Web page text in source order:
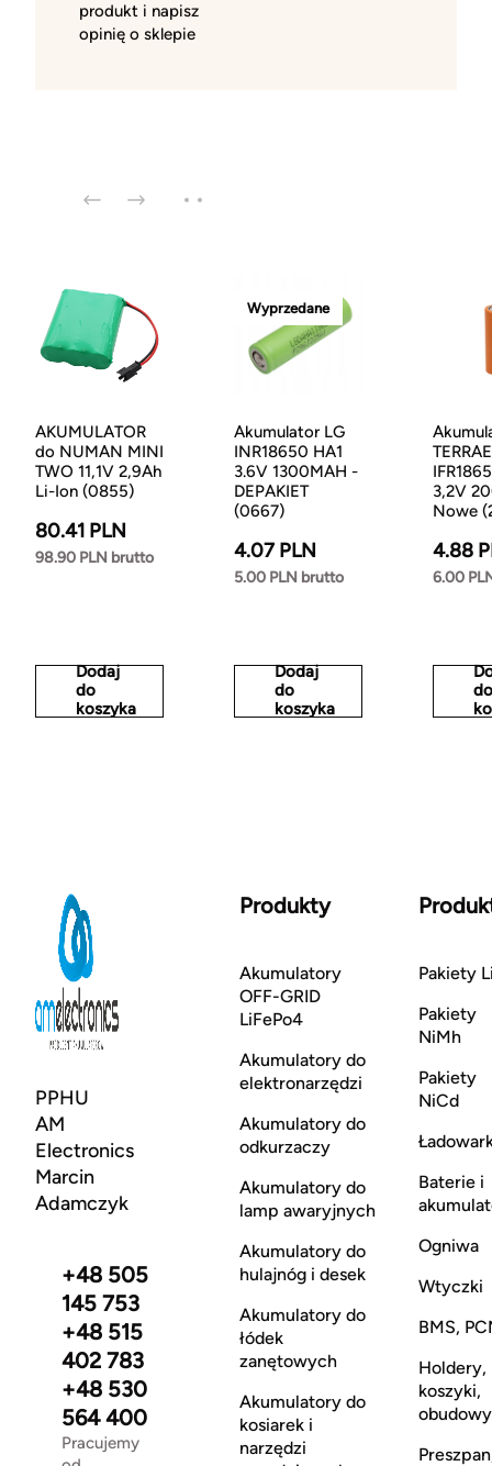
produkt i napisz
opinię o sklepie
AKUMULATOR
do NUMAN MINI
TWO 11,1V 2,9Ah
Li-Ion (0855)
80.41 PLN
98.90 PLN brutto
Dodaj
do
koszyka
Wyprzedane
Akumulator LG
INR18650 HA1
3.6V 1300MAH -
DEPAKIET
(0667)
4.07 PLN
5.00 PLN brutto
Dodaj
do
koszyka
TERRAE
3,2V
Nowe
4.88
6.00
do
PPHU
AM
Electronics
Marcin
Adamczyk
+48 505
145 753
+48 515
402 783
+48 530
564 400
Pracujemy
Produkty
Akumulatory
OFF-GRID
LiFePo4
Akumulatory do
elektronarzędzi
Akumulatory do
odkurzaczy
Akumulatory do
lamp awaryjnych
Akumulatory do
hulajnóg i desek
Akumulatory do
łódek
zanętowych
Akumulatory do
kosiarek i
narzędzi
Pakiety
Pakiety
NiMh
Pakiety
NiCd
Baterie i
Ogniwa
Wtyczki
BMS,
Holdery,
koszyki,
obudowy